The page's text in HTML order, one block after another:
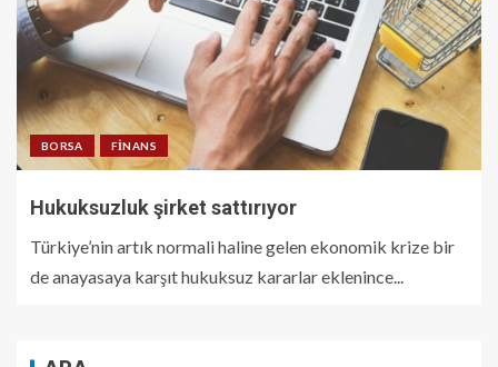
BORSA FINANS
Hukuksuzluk şirket sattırıyor
Türkiye’nin artık normali haline gelen ekonomik krize bir
de anayasaya karşıt hukuksuz kararlar eklenince...